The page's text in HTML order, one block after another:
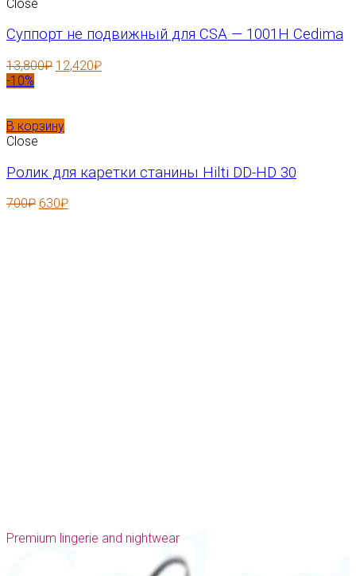
Close
Суппорт не подвижный для CSA — 1001H Cedima
13,800₽ 12,420₽
-10%
В корзину
Close
Ролик для каретки станины Hilti DD-HD 30
700₽ 630₽
Premium lingerie and nightwear